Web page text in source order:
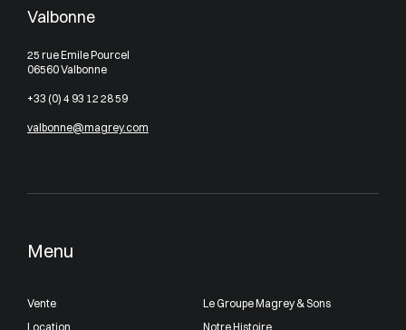
Menu
Vente
Location
Le Groupe Magrey & Sons
Notre Histoire
Valbonne
25 rue Emile Pourcel
06560 Valbonne
+33 (0) 4 93 12 28 59
valbonne@magrey.com